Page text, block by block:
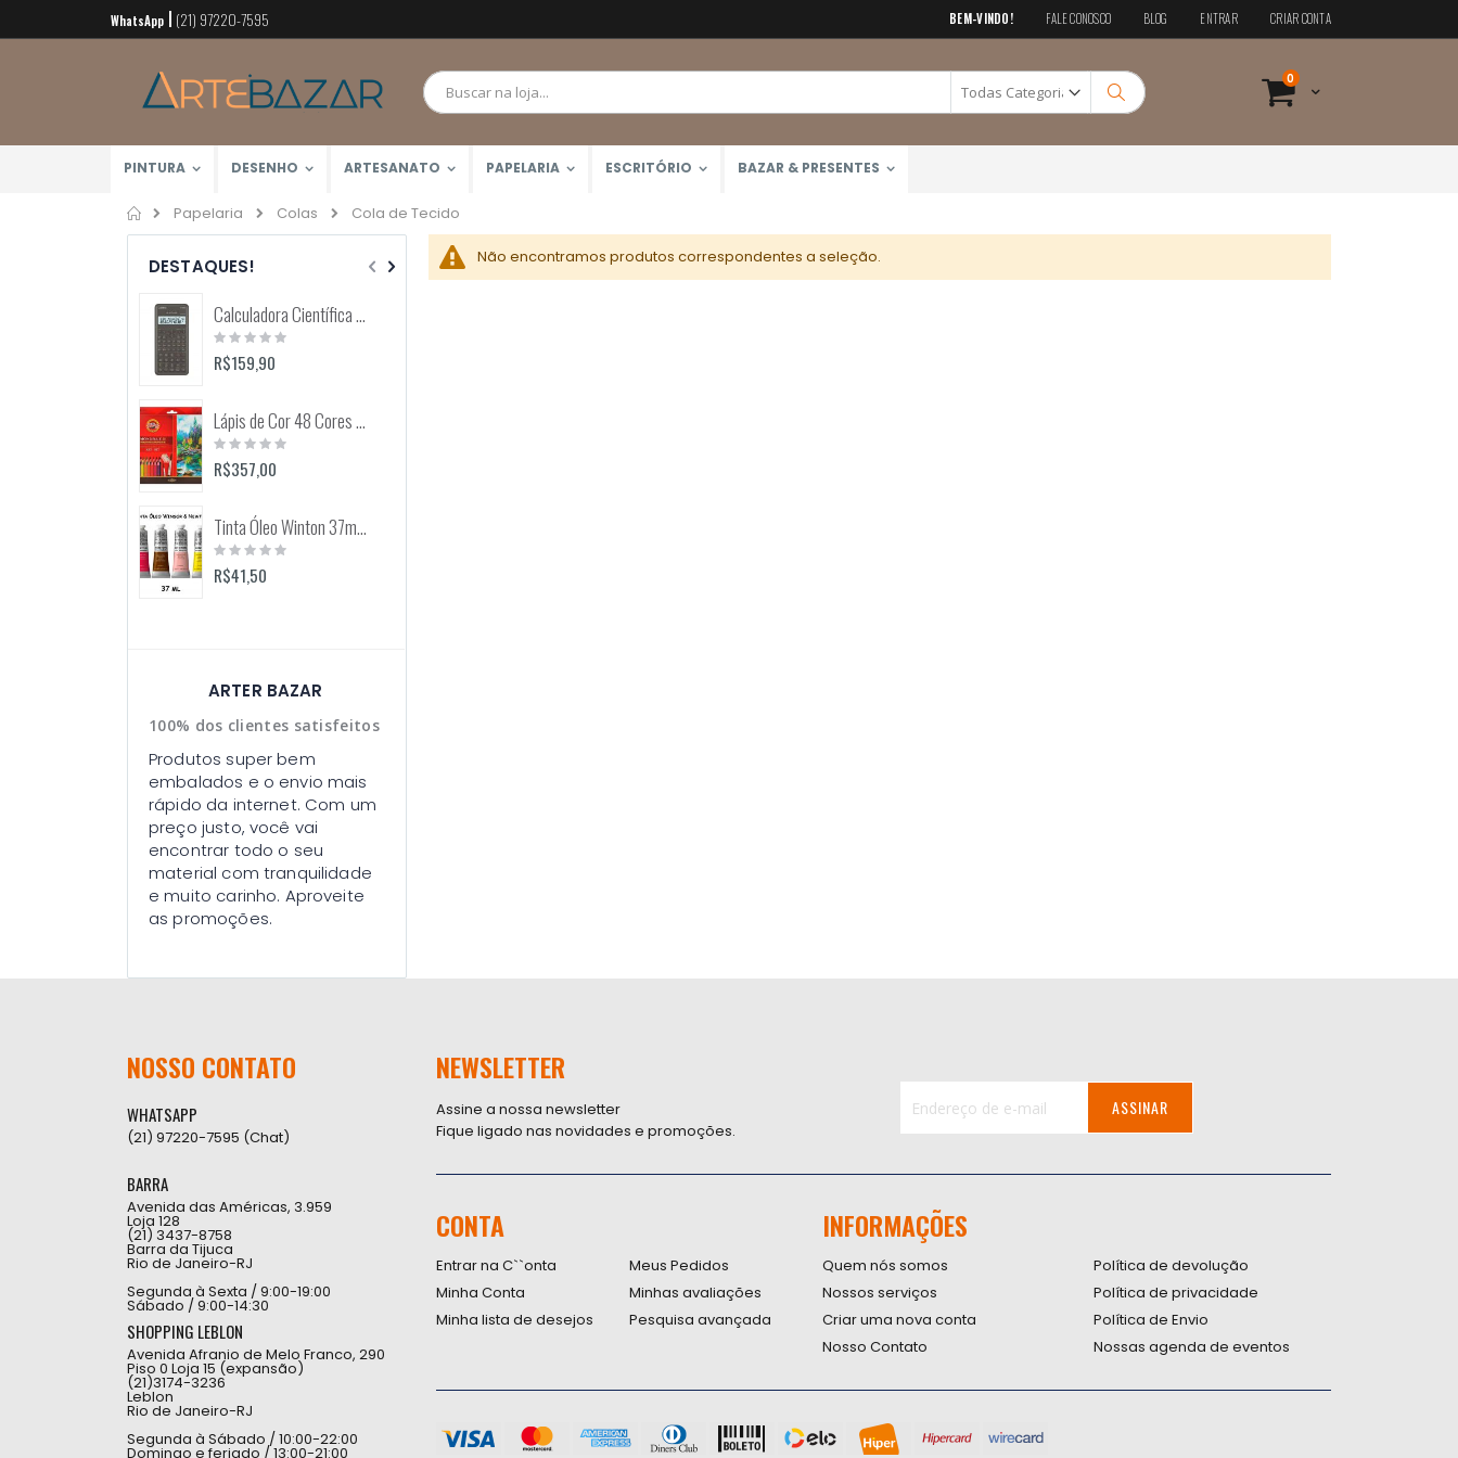
Pular
para
conteúdo
BEM-VINDO! FALE CONOSCO BLOG ENTRAR CRIAR CONTA
Cart
0 itens
Pesquisa
WhatsApp (21) 97220-7595
PINTURA DESENHO ARTESANATO PAPELARIA ESCRITÓRIO BAZAR & PRESENTES
Home
Papelaria Colas Cola de Tecido
Não encontramos produtos correspondentes a seleção.
DESTAQUES!
Calculadora Científica FX-82MS 12 Dígitos (Casio)
Rating:
0%
R$159,90
Lápis de Cor 48 Cores Mondeluz Aquarelável (Koh-I-Noor)
Rating:
0%
R$357,00
Tinta Óleo Winton 37ml (Winsor & Newton)
Rating:
0%
R$41,50
ARTER BAZAR
100% dos clientes satisfeitos
Produtos super bem
embalados e o envio mais
rápido da internet. Com um
preço justo, você vai
encontrar todo o seu
material com tranquilidade
e muito carinho. Aproveite
as promoções.
NOSSO CONTATO
WHATSAPP
(21) 97220-7595 (Chat)
BARRA
Avenida das Américas, 3.959
Loja 128
(21) 3437-8758
Barra da Tijuca
Rio de Janeiro-RJ
Segunda à Sexta / 9:00-19:00
Sábado / 9:00-14:30
SHOPPING LEBLON
Avenida Afranio de Melo Franco, 290
Piso 0 Loja 15 (expansão)
(21)3174-3236
Leblon
Rio de Janeiro-RJ
Segunda à Sábado / 10:00-22:00
Domingo e feriado / 13:00-21:00
NEWSLETTER
Assine a nossa newsletter
Fique ligado nas novidades e promoções.
nossa
Newsletter:
ASSINAR
CONTA
Entrar na C``onta
Minha Conta
Minha lista de desejos
Meus Pedidos
Minhas avaliações
Pesquisa avançada
INFORMAÇÕES
Quem nós somos
Nossos serviços
Criar uma nova conta
Nosso Contato
Política de devolução
Política de privacidade
Política de Envio
Nossas agenda de eventos